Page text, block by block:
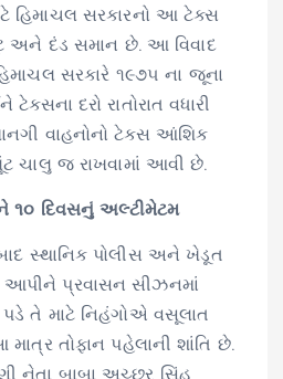
હિમાચલ સરકારનો આ ટેક્સ
અને દંડ સમાન છે. આ વિવાદ
સરકારે ૧૯૭૫ ના જૂના
દરો રાતોરાત વધારી
વાહનોનો ટેક્સ આંશિક
ચાલુ જ રાખવામાં આવી છે.
૧૦ દિવસનું અલ્ટીમેટમ
સ્થાનિક પોલીસ અને ખેડૂત
આપીને પ્રવાસન સીઝનમાં
તે માટે નિહંગોએ વસૂલાત
તોફાન પહેલાની શાંતિ છે.